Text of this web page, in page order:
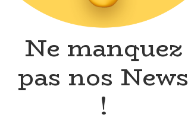
Ne manquez
pas nos News
!